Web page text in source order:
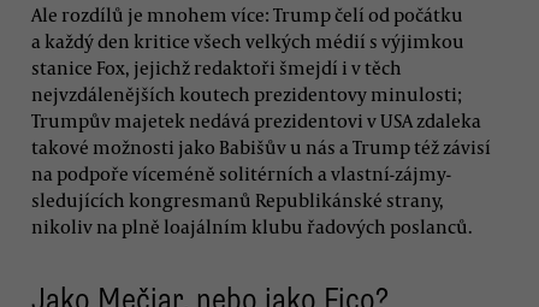
Ale rozdílů je mnohem více: Trump čelí od počátku
a každý den kritice všech velkých médií s výjimkou
stanice Fox, jejichž redaktoři šmejdí i v těch
nejvzdálenějších koutech prezidentovy minulosti;
Trumpův majetek nedává prezidentovi v USA zdaleka
takové možnosti jako Babišův u nás a Trump též závisí
na podpoře víceméně solitérních a vlastní-zájmy-
sledujících kongresmanů Republikánské strany,
nikoliv na plně loajálním klubu řadových poslanců.